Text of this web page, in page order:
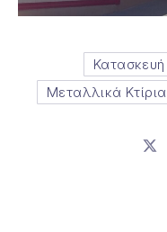
Κατασκευή
Μεταλλικά Κτίρια